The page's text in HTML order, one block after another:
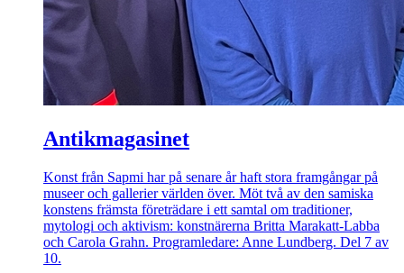
Antikmagasinet
Konst från Sapmi har på senare år haft stora framgångar på
museer och gallerier världen över. Möt två av den samiska
konstens främsta företrädare i ett samtal om traditioner,
mytologi och aktivism: konstnärerna Britta Marakatt-Labba
och Carola Grahn. Programledare: Anne Lundberg. Del 7 av
10.